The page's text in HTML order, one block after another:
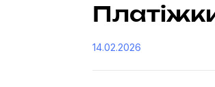
14.02.2026